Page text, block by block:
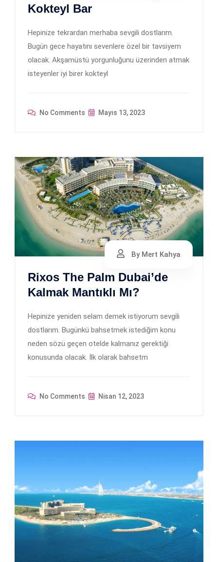
Kokteyl Bar
Hepinize tekrardan merhaba sevgili dostlarım.
Bugün gece hayatını sevenlere özel bir tavsiyem
olacak. Akşamüstü yorgunluğunu üzerinden atmak
isteyenler iyi birer kokteyl
No Comments Mayıs 13, 2023
By Mert Kahya
Rixos The Palm Dubai’de
Kalmak Mantıklı Mı?
Hepinize yeniden selam demek istiyorum sevgili
dostlarım. Bugünkü bahsetmek istediğim konu
neden sözü geçen otelde kalmanız gerektiği
konusunda olacak. İlk olarak bahsetm
No Comments Nisan 12, 2023